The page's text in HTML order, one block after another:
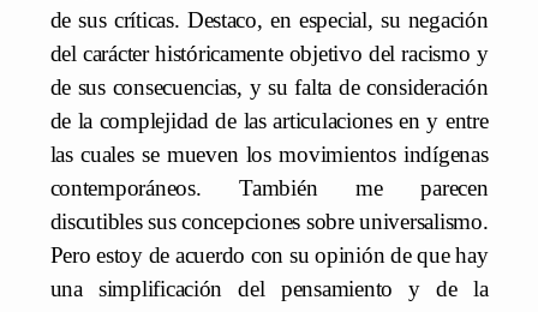
de sus críticas. Destaco, en especial, su negación
del carácter históricamente objetivo del racismo y
de sus consecuencias, y su falta de consideración
de la complejidad de las articulaciones en y entre
las cuales se mueven los movimientos indígenas
contemporáneos. También me parecen
discutibles sus concepciones sobre universalismo.
Pero estoy de acuerdo con su opinión de que hay
una simplificación del pensamiento y de la